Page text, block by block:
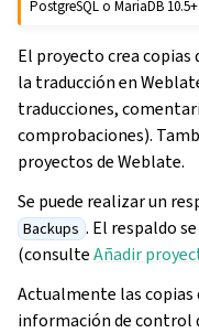
PostgreSQL o MariaDB
El proyecto crea copias
la traducción en
traducciones,
comprobaciones).
proyectos de Weblate.
Se puede realizar un
Backups . El respaldo
(consulteAñadir
Actualmente las copias
información de control